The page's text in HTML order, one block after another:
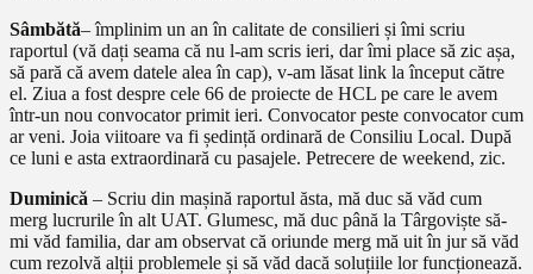
Sâmbătă– împlinim un an în calitate de consilieri și îmi scriu
raportul (vă dați seama că nu l-am scris ieri, dar îmi place să zic așa,
să pară că avem datele alea în cap), v-am lăsat link la început către
el. Ziua a fost despre cele 66 de proiecte de HCL pe care le avem
într-un nou convocator primit ieri. Convocator peste convocator cum
ar veni. Joia viitoare va fi ședință ordinară de Consiliu Local. După
ce luni e asta extraordinară cu pasajele. Petrecere de weekend, zic.
Duminică – Scriu din mașină raportul ăsta, mă duc să văd cum
merg lucrurile în alt UAT. Glumesc, mă duc până la Târgoviște să-
mi văd familia, dar am observat că oriunde merg mă uit în jur să văd
cum rezolvă alții problemele și să văd dacă soluțiile lor funcționează.